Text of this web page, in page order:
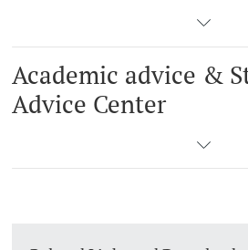
Academic advice &
Advice Center